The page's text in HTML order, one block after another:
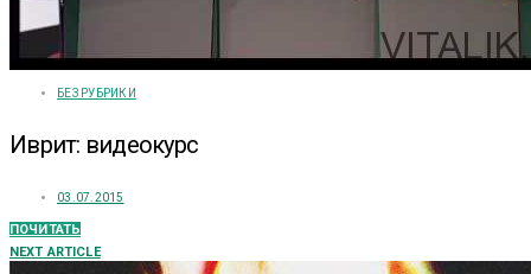
БЕЗ РУБРИКИ
Иврит: видеокурс
03.07.2015
ПОЧИТАТЬ
NEXT ARTICLE